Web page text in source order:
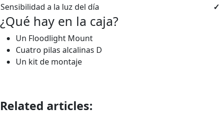
Sensibilidad a la luz del día ✓
¿Qué hay en la caja?
Un Floodlight Mount
Cuatro pilas alcalinas D
Un kit de montaje
Related articles: